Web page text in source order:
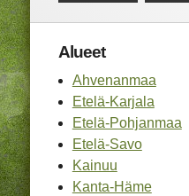
Alueet
Ahvenanmaa
Etelä-Karjala
Etelä-Pohjanmaa
Etelä-Savo
Kainuu
Kanta-Häme